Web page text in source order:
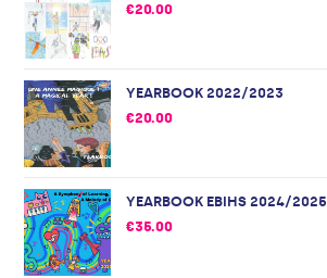
€20.00
YEARBOOK 2022/2023
€20.00
YEARBOOK EBIHS 2024/2025
€35.00